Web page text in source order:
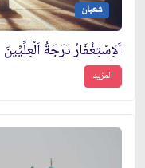
شعبان
اَلاِسْتِغْفَارُ دَرَجَةُ اَلْعِلِّيِّينَ
المزيد